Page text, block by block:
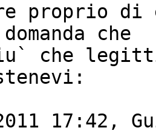
proprio
che
che
17:42,